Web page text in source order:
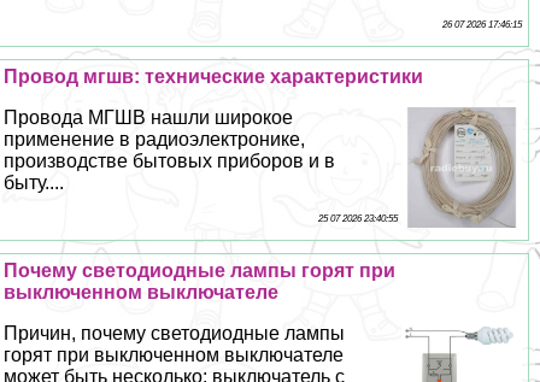
26 07 2026 17:46:15
Провод мгшв: технические хаpaктеристики
Провода МГШВ нашли широкое
применение в радиоэлектронике,
производстве бытовых приборов и в
быту....
25 07 2026 23:40:55
Почему светодиодные лампы горят при
выключенном выключателе
Причин, почему светодиодные лампы
горят при выключенном выключателе
может быть несколько: выключатель с